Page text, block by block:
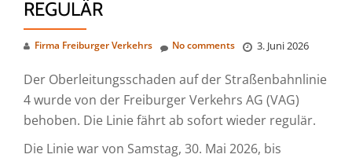
REGULÄR
Firma Freiburger Verkehrs 3. Juni 2026
No comments
Der Oberleitungsschaden auf der Straßenbahnlinie
4 wurde von der Freiburger Verkehrs AG (VAG)
behoben. Die Linie fährt ab sofort wieder regulär.
Die Linie war von Samstag, 30. Mai 2026, bis